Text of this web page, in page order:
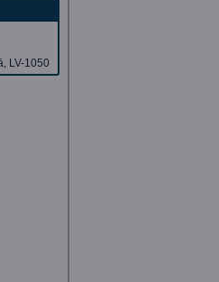
LV-1050